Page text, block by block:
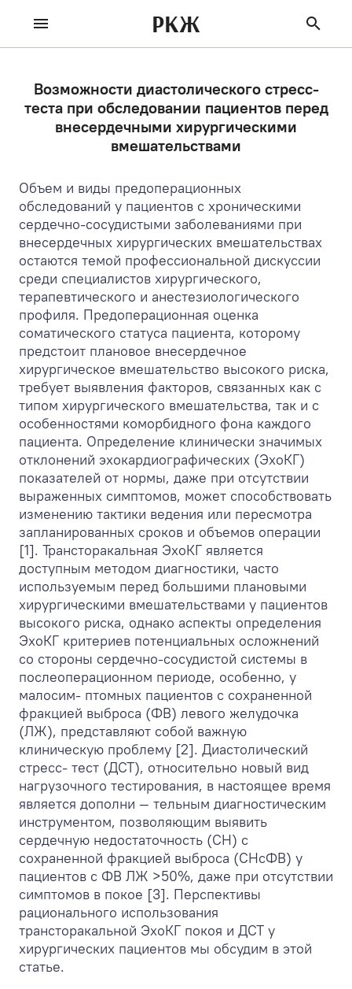
РКЖ
Возможности диастолического стресс-
теста при обследовании пациентов перед
внесердечными хирургическими
вмешательствами
Объем и виды предоперационных
обследований у пациентов с хроническими
сердечно-сосудистыми заболеваниями при
внесердечных хирургических вмешательствах
остаются темой профессиональной дискуссии
среди специалистов хирургического,
терапевтического и анестезиологического
профиля. Предоперационная оценка
соматического статуса пациента, которому
предстоит плановое внесердечное
хирургическое вмешательство высокого риска,
требует выявления факторов, связанных как с
типом хирургического вмешательства, так и с
особенностями коморбидного фона каждого
пациента. Определение клинически значимых
отклонений эхокардиографических (ЭхоКГ)
показателей от нормы, даже при отсутствии
выраженных симптомов, может способствовать
изменению тактики ведения или пересмотра
запланированных сроков и объемов операции
[1]. Трансторакальная ЭхоКГ является
доступным методом диагностики, часто
используемым перед большими плановыми
хирургическими вмешательствами у пациентов
высокого риска, однако аспекты определения
ЭхоКГ критериев потенциальных осложнений
со стороны сердечно-сосудистой системы в
послеоперационном периоде, особенно, у
малосим- птомных пациентов с сохраненной
фракцией выброса (ФВ) левого желудочка
(ЛЖ), представляют собой важную
клиническую проблему [2]. Диастолический
стресс- тест (ДСТ), относительно новый вид
нагрузочного тестирования, в настоящее время
является дополни — тельным диагностическим
инструментом, позволяющим выявить
сердечную недостаточность (СН) с
сохраненной фракцией выброса (СНсФВ) у
пациентов с ФВ ЛЖ >50%, даже при отсутствии
симптомов в покое [3]. Перспективы
рационального использования
трансторакальной ЭхоКГ покоя и ДСТ у
хирургических пациентов мы обсудим в этой
статье.